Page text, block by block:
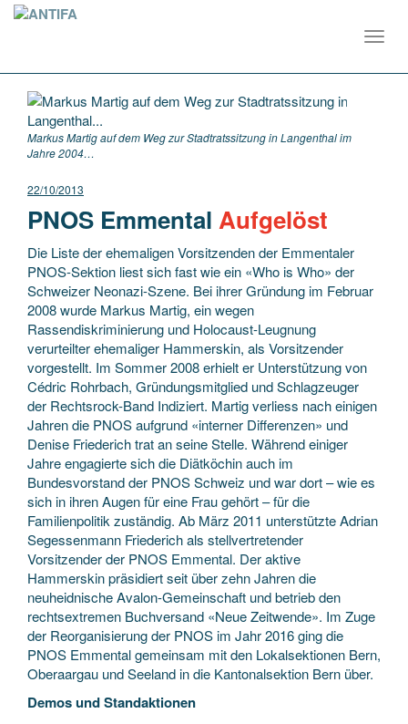
Markus Martig auf dem Weg zur Stadtratssitzung in Langenthal im
Jahre 2004…
22/10/2013
PNOS Emmental Aufgelöst
Die Liste der ehemaligen Vorsitzenden der Emmentaler
PNOS-Sektion liest sich fast wie ein «Who is Who» der
Schweizer Neonazi-Szene. Bei ihrer Gründung im Februar
2008 wurde Markus Martig, ein wegen
Rassendiskriminierung und Holocaust-Leugnung
verurteilter ehemaliger Hammerskin, als Vorsitzender
vorgestellt. Im Sommer 2008 erhielt er Unterstützung von
Cédric Rohrbach, Gründungsmitglied und Schlagzeuger
der Rechtsrock-Band Indiziert. Martig verliess nach einigen
Jahren die PNOS aufgrund «interner Differenzen» und
Denise Friederich trat an seine Stelle. Während einiger
Jahre engagierte sich die Diätköchin auch im
Bundesvorstand der PNOS Schweiz und war dort – wie es
sich in ihren Augen für eine Frau gehört – für die
Familienpolitik zuständig. Ab März 2011 unterstützte Adrian
Segessenmann Friederich als stellvertretender
Vorsitzender der PNOS Emmental. Der aktive
Hammerskin präsidiert seit über zehn Jahren die
neuheidnische Avalon-Gemeinschaft und betrieb den
rechtsextremen Buchversand «Neue Zeitwende». Im Zuge
der Reorganisierung der PNOS im Jahr 2016 ging die
PNOS Emmental gemeinsam mit den Lokalsektionen Bern,
Oberaargau und Seeland in die Kantonalsektion Bern über.
Demos und Standaktionen